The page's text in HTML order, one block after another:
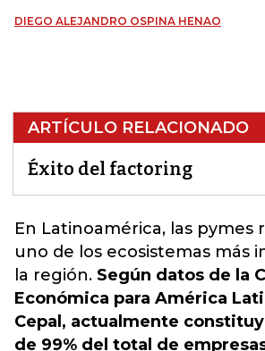
DIEGO ALEJANDRO OSPINA HENAO
ARTÍCULO RELACIONADO
Éxito del factoring
En Latinoamérica, las pymes
uno de los ecosistemas más
la región. Según datos de la
Económica para América
Cepal, actualmente
de 99% del total de